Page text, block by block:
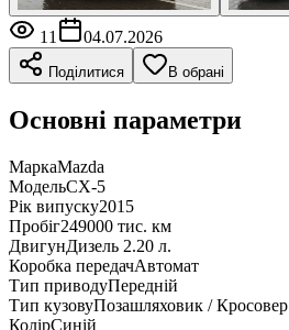
11 04.07.2026
Поділитися В обрані
Основні параметри
МаркаMazda
МодельCX-5
Рік випуску2015
Пробіг249000 тис. км
ДвигунДизель 2.20 л.
Коробка передачАвтомат
Тип приводуПередній
Тип кузовуПозашляховик / Кросовер
КолірСиній